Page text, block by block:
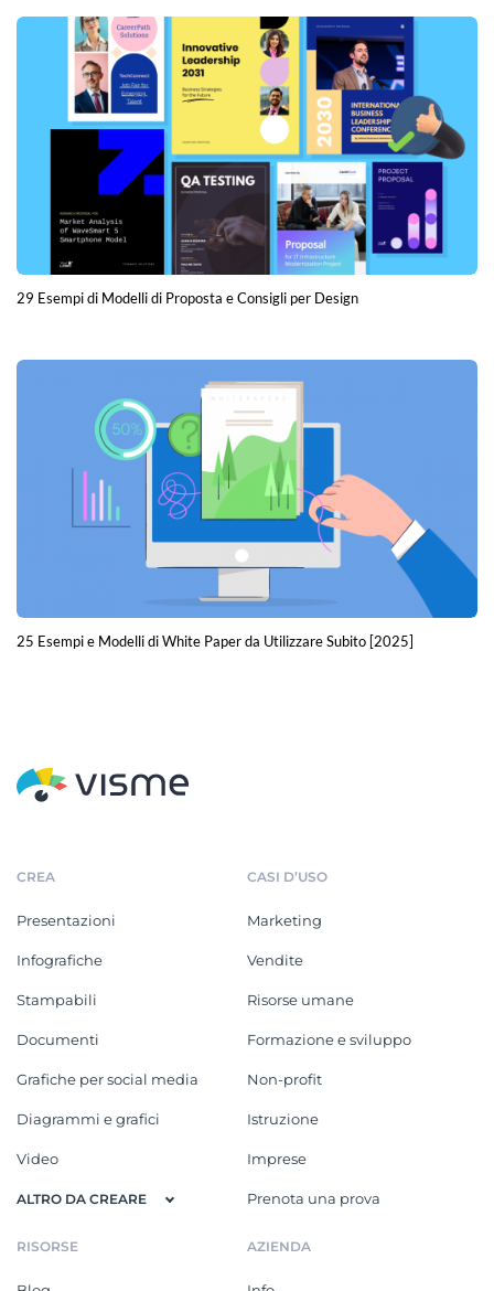
29 Esempi di Modelli di Proposta e Consigli per Design
25 Esempi e Modelli di White Paper da Utilizzare Subito [2025]
CREA
Presentazioni
Infografiche
Stampabili
Documenti
Grafiche per social media
Diagrammi e grafici
Video
ALTRO DA CREARE
CASI D’USO
Marketing
Vendite
Risorse umane
Formazione e sviluppo
Non-profit
Istruzione
Imprese
Prenota una prova
RISORSE AZIENDA